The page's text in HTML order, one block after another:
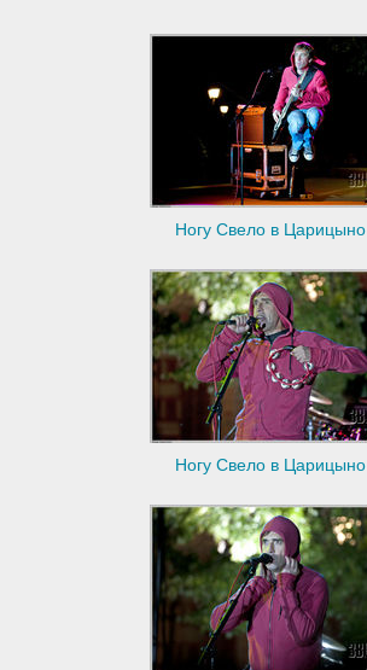
Ногу Свело в Царицыно
Ногу Свело в Царицыно